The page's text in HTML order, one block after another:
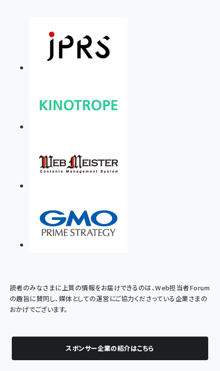
読者のみなさまに上質の情報をお届けできるのは、Web担当者Forum
の趣旨に賛同し、媒体としての運営にご協力くださっている企業さまの
おかげでございます。
スポンサー企業の紹介はこちら